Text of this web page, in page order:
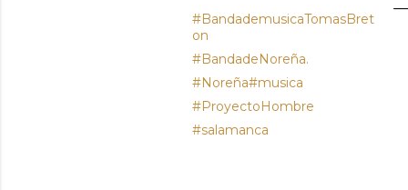
#BandademusicaTomasBret
on
#BandadeNoreña.
#Noreña#musica
#ProyectoHombre
#salamanca